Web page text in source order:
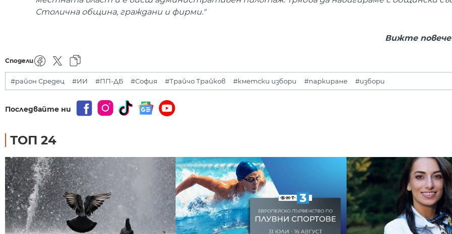
Столична община, граждани и фирми."
Вижте
Сподели
#район Средец #ИИ #ПП-ДБ #София #Трайчо Трайков #кметски избори #паркиране #избори
Последвайте ни
ТОП 24